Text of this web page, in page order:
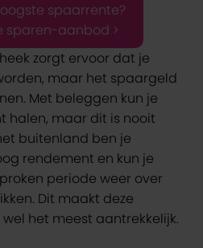
spaarrente?
sparen-aanbod >
zorgt ervoor dat je
maar het spaargeld
Met beleggen kun je
halen, maar dit is nooit
buitenland ben je
rendement en kun je
periode weer over
Dit maakt deze
het meest aantrekkelijk.